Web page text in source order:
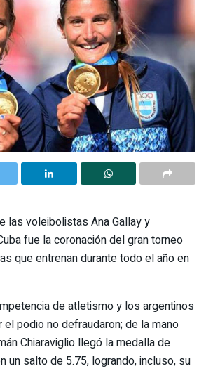
las voleibolistas Ana Gallay y
fue la coronación del gran torneo
que entrenan durante todo el año en
de atletismo y los argentinos
podio no defraudaron; de la mano
Chiaraviglio llegó la medalla de
un salto de 5.75, logrando, incluso, su